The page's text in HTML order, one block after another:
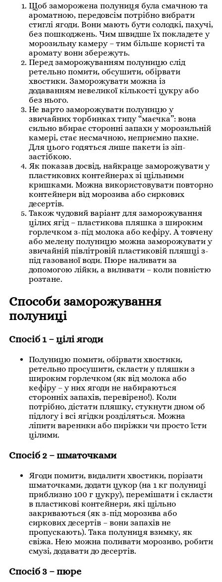
Щоб заморожена полуниця була смачною та
ароматною, передовсім потрібно вибрати
стиглі ягоди. Вони мають бути солодкі, пахучі,
без пошкоджень. Чим швидше їх покладете у
морозильну камеру – тим більше користі та
аромату вони збережуть.
Перед заморожуванням полуницю слід
ретельно помити, обсушити, обірвати
хвостики. Заморожувати можна із
додаванням невеликої кількості цукру або
без нього.
Не варто заморожувати полуницю у
звичайних торбинках типу “маєчка”: вона
сильно вбирає сторонні запахи у морозильній
камері, стає несмачною, неприємно пахне.
Для цього годяться лише пакети із зіп-
застібкою.
Як показав досвід, найкраще заморожувати у
пластикових контейнерах зі щільними
кришками. Можна використовувати повторно
контейнери від морозива або сиркових
десертів.
Також чудовий варіант для заморожування
цілих ягід – пластикова пляшка з широким
горлечком з-під молока або кефіру. А товчену
або мелену полуницю можна заморожувати у
звичайній півлітровій пластиковій пляшці з-
під газованої води. Пюре наливати за
допомогою лійки, а виливати – коли повністю
розтане.
Способи заморожування
полуниці
Спосіб 1 – цілі ягоди
Полуницю помити, обірвати хвостики,
ретельно просушити, скласти у пляшки з
широким горлечком (як від молока або
кефіру – у них ягоди не набираються
сторонніх запахів, перевірено!). Коли
потрібно, дістати пляшку, стукнути дном об
підлогу і всі ягідки розділяться. Можна
ліпити вареники або пиріжки чи просто їсти
цілими.
Спосіб 2 – шматочками
Ягоди помити, видалити хвостики, порізати
шматочками, додати цукор (на 1 кг полуниці
приблизно 100 г цукру), перемішати і скласти
в пластикові контейнери, які щільно
закриваються (як з-під морозива або
сиркових десертів – вони запахів не
пропускають). Така полуниця взимку, як
свіжа. Нею можна поливати морозиво, робити
смузі, додавати до десертів.
Спосіб 3 – пюре